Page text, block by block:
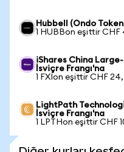
Hubbell (Ondo
1 HUBBon eşittir CHF
iShares China
İsviçre Frangı'na
1 FXIon eşittir CHF
LightPath
İsviçre Frangı'na
1 LPTHon eşittir CHF